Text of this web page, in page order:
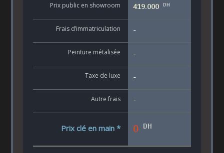
Prix public en showroom 419.000 DH
Frais d’immatriculation -
Peinture métalisée -
Taxe de luxe -
Autre frais -
Prix clé en main * 0 DH